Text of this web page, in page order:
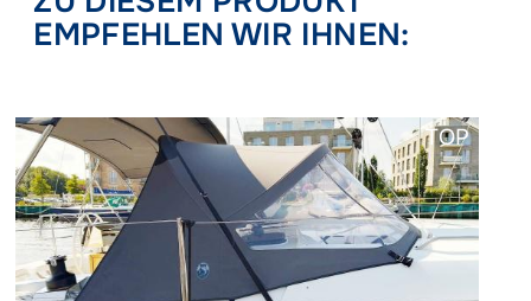
EMPFEHLEN WIR IHNEN:
TOP